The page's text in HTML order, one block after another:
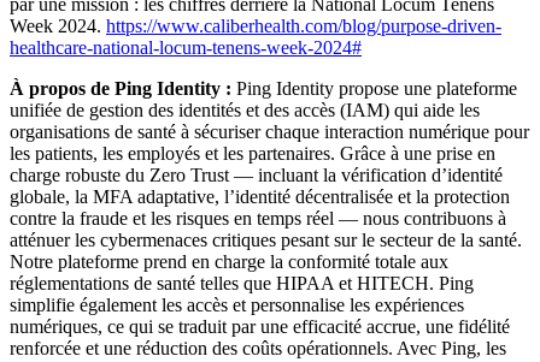
Week 2024. https://www.caliberhealth.com/blog/purpose-driven-
healthcare-national-locum-tenens-week-2024#
À propos de Ping Identity : Ping Identity propose une plateforme
unifiée de gestion des identités et des accès (IAM) qui aide les
organisations de santé à sécuriser chaque interaction numérique pour
les patients, les employés et les partenaires. Grâce à une prise en
charge robuste du Zero Trust — incluant la vérification d’identité
globale, la MFA adaptative, l’identité décentralisée et la protection
contre la fraude et les risques en temps réel — nous contribuons à
atténuer les cybermenaces critiques pesant sur le secteur de la santé.
Notre plateforme prend en charge la conformité totale aux
réglementations de santé telles que HIPAA et HITECH. Ping
simplifie également les accès et personnalise les expériences
numériques, ce qui se traduit par une efficacité accrue, une fidélité
renforcée et une réduction des coûts opérationnels. Avec Ping, les